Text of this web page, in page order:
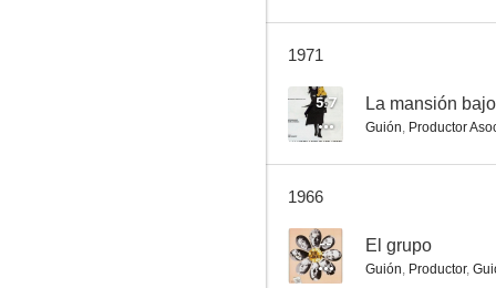
Horizontes perdidos
--
1971
5.7 La mansión
Guión, Productor
1966
-- El grupo
Guión, Productor,